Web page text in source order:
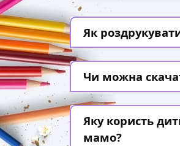
Як
Чи можна
Яку користь
мамо?